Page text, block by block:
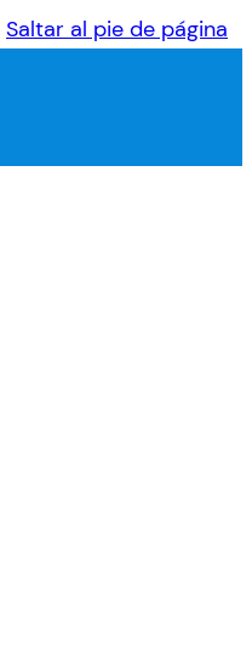
Saltar al pie de página